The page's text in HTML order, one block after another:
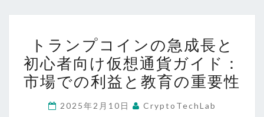
ラ
ン
プ
イ
トランプコインの急成長と
初心者向け仮想通貨ガイド：
市場での利益と教育の重要性
2025年2月10日 CryptoTechLab